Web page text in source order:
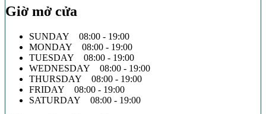
Giờ mở cửa
SUNDAY 08:00 - 19:00
MONDAY 08:00 - 19:00
TUESDAY 08:00 - 19:00
WEDNESDAY 08:00 - 19:00
THURSDAY 08:00 - 19:00
FRIDAY 08:00 - 19:00
SATURDAY 08:00 - 19:00